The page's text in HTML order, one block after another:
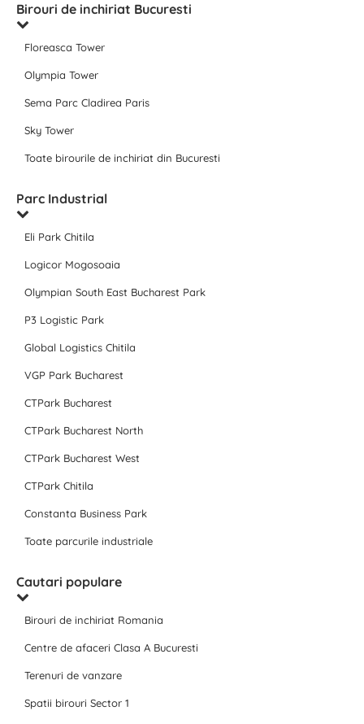
Birouri de inchiriat Bucuresti
Floreasca Tower
Olympia Tower
Sema Parc Cladirea Paris
Sky Tower
Toate birourile de inchiriat din Bucuresti
Parc Industrial
Eli Park Chitila
Logicor Mogosoaia
Olympian South East Bucharest Park
P3 Logistic Park
Global Logistics Chitila
VGP Park Bucharest
CTPark Bucharest
CTPark Bucharest North
CTPark Bucharest West
CTPark Chitila
Constanta Business Park
Toate parcurile industriale
Cautari populare
Birouri de inchiriat Romania
Centre de afaceri Clasa A Bucuresti
Terenuri de vanzare
Spatii birouri Sector 1